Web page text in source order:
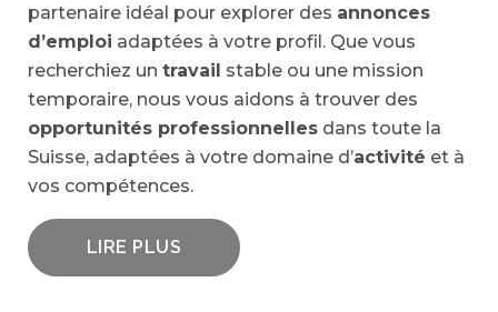
partenaire idéal pour explorer des annonces
d’emploi adaptées à votre profil. Que vous
recherchiez un travail stable ou une mission
temporaire, nous vous aidons à trouver des
opportunités professionnelles dans toute la
Suisse, adaptées à votre domaine d’activité et à
vos compétences.
LIRE PLUS